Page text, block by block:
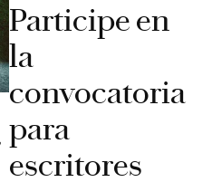
Participe en
la
convocatoria
para
escritores